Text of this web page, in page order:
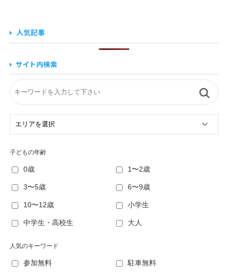
子どもの年齢
0歳 1〜2歳
3〜5歳 6〜9歳
10〜12歳 小学生
中学生・高校生 大人
人気のキーワード
参加無料 駐車無料